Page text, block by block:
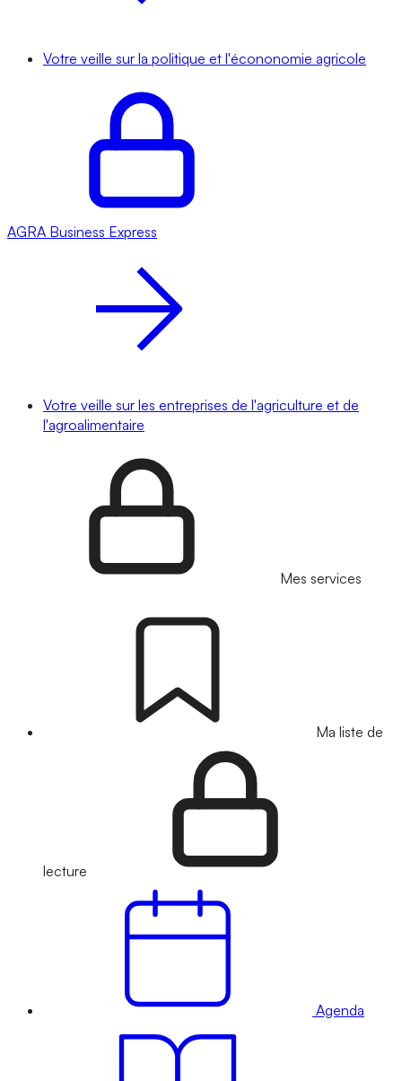
Votre veille sur la politique et l'écononomie agricole
AGRA Business Express
Votre veille sur les entreprises de l'agriculture et de
l'agroalimentaire
Mes services
Ma liste de
lecture
Agenda